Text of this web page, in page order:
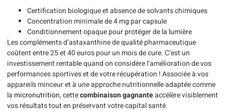
Certification biologique et absence de solvants chimiques
Concentration minimale de 4 mg par capsule
Conditionnement opaque pour protéger de la lumière
Les compléments d’astaxanthine de qualité pharmaceutique
coûtent entre 25 et 40 euros pour un mois de cure. C’est un
investissement rentable quand on considère l’amélioration de vos
performances sportives et de votre récupération ! Associée à vos
appareils minceur et à une approche nutritionnelle adaptée comme
la micronutrition, cettecombinaison gagnanteaccélère visiblement
vos résultats tout en préservant votre capital santé.